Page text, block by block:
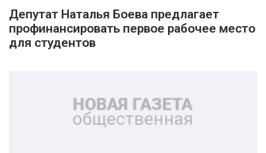
Депутат Наталья Боева предлагает
профинансировать первое рабочее место
для студентов